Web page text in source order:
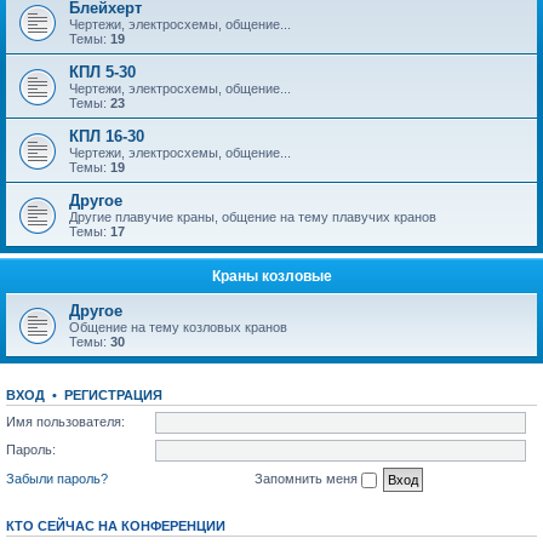
Блейхерт
Чертежи, электросхемы, общение...
Темы: 19
КПЛ 5-30
Чертежи, электросхемы, общение...
Темы: 23
КПЛ 16-30
Чертежи, электросхемы, общение...
Темы: 19
Другое
Другие плавучие краны, общение на тему плавучих кранов
Темы: 17
Краны козловые
Другое
Общение на тему козловых кранов
Темы: 30
ВХОД • РЕГИСТРАЦИЯ
Имя пользователя:
Пароль:
Забыли пароль?
Запомнить меня
КТО СЕЙЧАС НА КОНФЕРЕНЦИИ